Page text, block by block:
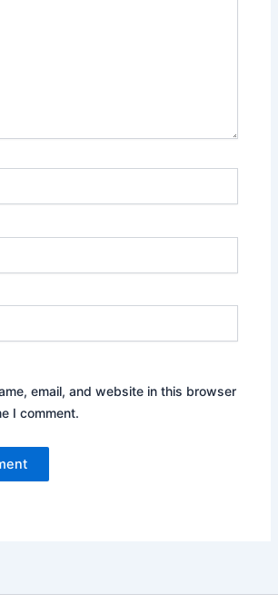
email, and website in this browser
I comment.